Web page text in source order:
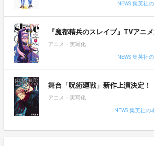
NEWS 集英社
『魔都精兵のスレイブ』TVアニ
アニメ・実写化
NEWS 集英社
舞台「呪術廻戦」新作上演決定！
アニメ・実写化
NEWS 集英社の